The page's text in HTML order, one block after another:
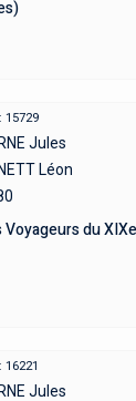
15729
Jules
Léon
Voyageurs du
16221
Jules